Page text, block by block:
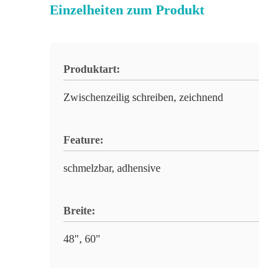
Einzelheiten zum Produkt
Produktart:
Zwischenzeilig schreiben, zeichnend
Feature:
schmelzbar, adhensive
Breite:
48", 60"